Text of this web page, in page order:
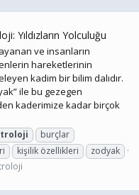
Yıldızların Yolculuğu
ve insanların
hareketlerinin
kadim bir bilim dalıdır.
ile bu gezegen
kaderimize kadar birçok
burçlar
kişilik özellikleri
zodyak